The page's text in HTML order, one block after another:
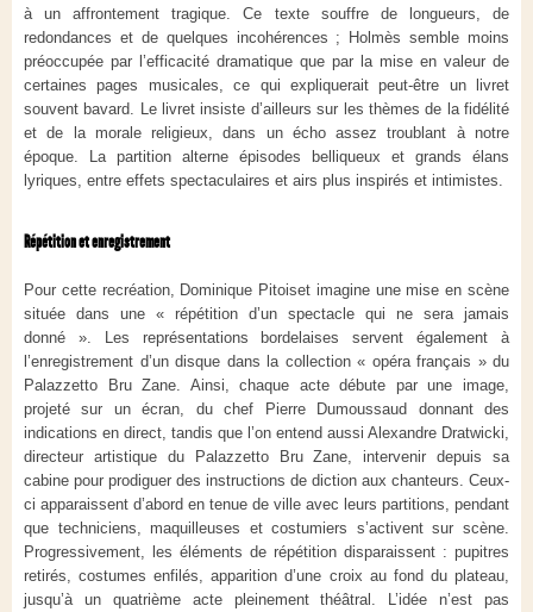
à un affrontement tragique. Ce texte souffre de longueurs, de
redondances et de quelques incohérences ; Holmès semble moins
préoccupée par l’efficacité dramatique que par la mise en valeur de
certaines pages musicales, ce qui expliquerait peut-être un livret
souvent bavard. Le livret insiste d’ailleurs sur les thèmes de la fidélité
et de la morale religieux, dans un écho assez troublant à notre
époque. La partition alterne épisodes belliqueux et grands élans
lyriques, entre effets spectaculaires et airs plus inspirés et intimistes.
Répétition et enregistrement
Pour cette recréation, Dominique Pitoiset imagine une mise en scène
située dans une « répétition d’un spectacle qui ne sera jamais
donné ». Les représentations bordelaises servent également à
l’enregistrement d’un disque dans la collection « opéra français » du
Palazzetto Bru Zane. Ainsi, chaque acte débute par une image,
projeté sur un écran, du chef Pierre Dumoussaud donnant des
indications en direct, tandis que l’on entend aussi Alexandre Dratwicki,
directeur artistique du Palazzetto Bru Zane, intervenir depuis sa
cabine pour prodiguer des instructions de diction aux chanteurs. Ceux-
ci apparaissent d’abord en tenue de ville avec leurs partitions, pendant
que techniciens, maquilleuses et costumiers s’activent sur scène.
Progressivement, les éléments de répétition disparaissent : pupitres
retirés, costumes enfilés, apparition d’une croix au fond du plateau,
jusqu’à un quatrième acte pleinement théâtral. L’idée n’est pas